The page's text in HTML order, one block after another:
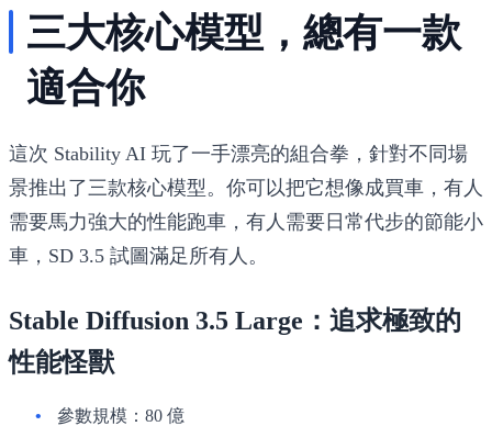
三大核心模型，總有一款
適合你
這次 Stability AI 玩了一手漂亮的組合拳，針對不同場
景推出了三款核心模型。你可以把它想像成買車，有人
需要馬力強大的性能跑車，有人需要日常代步的節能小
車，SD 3.5 試圖滿足所有人。
Stable Diffusion 3.5 Large：追求極致的
性能怪獸
參數規模 ：80 億